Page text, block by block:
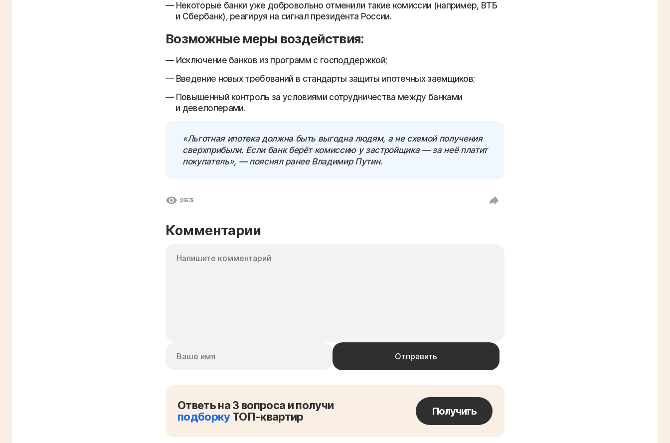
Некоторые банки уже добровольно отменили такие комиссии (например, ВТБ
и Сбербанк), реагируя на сигнал президента России.
Возможные меры воздействия:
Исключение банков из программ с господдержкой;
Введение новых требований в стандарты защиты ипотечных заемщиков;
Повышенный контроль за условиями сотрудничества между банками
и девелоперами.
«Льготная ипотека должна быть выгодна людям, а не схемой получения
сверхприбыли. Если банк берёт комиссию у застройщика — за неё платит
покупатель», — пояснял ранее Владимир Путин.
253
Комментарии
Ответь на 3 вопроса и получи
подборкуТОП-квартир Получить